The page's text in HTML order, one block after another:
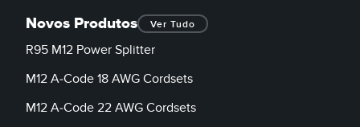
Novos Produtos Ver Tudo
R95 M12 Power Splitter
M12 A-Code 18 AWG Cordsets
M12 A-Code 22 AWG Cordsets